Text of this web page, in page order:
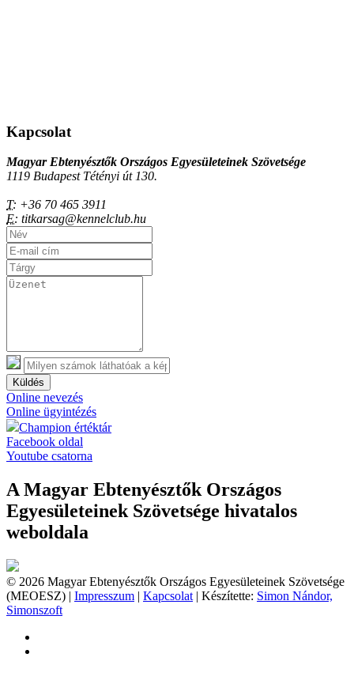
Kapcsolat
Magyar Ebtenyésztők Országos Egyesületeinek Szövetsége
1119 Budapest Tétényi út 130.
T: +36 70 465 3911
E: titkarsag@kennelclub.hu
Küldés
Online nevezés
Online ügyintézés
Champion értéktár
Facebook oldal
Youtube csatorna
A Magyar Ebtenyésztők Országos
Egyesületeinek Szövetsége hivatalos
weboldala
© 2026 Magyar Ebtenyésztők Országos Egyesületeinek Szövetsége
(MEOESZ) | Impresszum | Kapcsolat | Készítette: Simon Nándor,
Simonszoft